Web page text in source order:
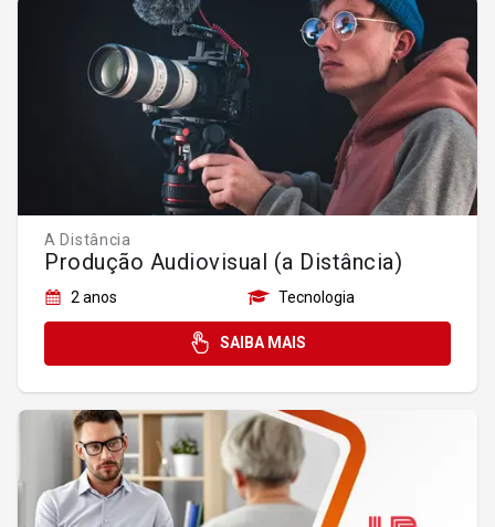
A Distância
Produção Audiovisual (a Distância)
2 anos Tecnologia
SAIBA MAIS